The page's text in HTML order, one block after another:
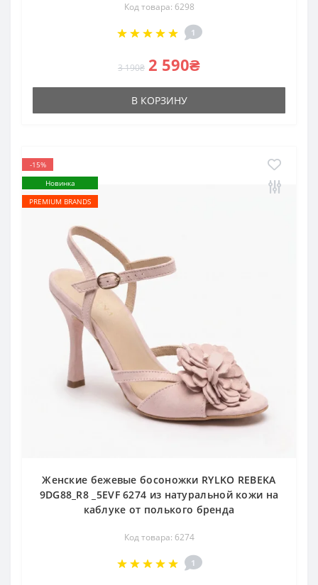
Код товара: 6298
1
3 190₴ 2 590₴
В КОРЗИНУ
-15%
Новинка
PREMIUM BRANDS
Женские бежевые босоножки RYLKO REBEKA
9DG88_R8 _5EVF 6274 из натуральной кожи на
каблуке от полького бренда
Код товара: 6274
1